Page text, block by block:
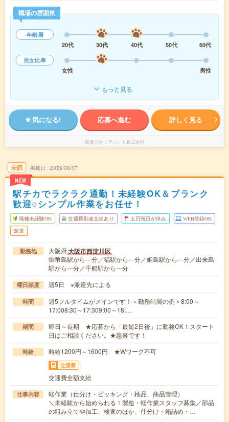
職場の雰囲気
年齢層
20代
30代 40代 50代
60代
男女比率
女性
男性
もっと見る
気になる! 応募へ進む 詳しく見る
派遣会社 アソート株式会社
未読
NEW
掲載日 2026/08/07
駅チカでラクラク通勤！未経験OK＆ブランク
歓迎○シンプル作業をお任せ！
職種未経験OK 交通費別途支給あり 土日祝日が休み WEB登録OK
派遣
勤務地 大阪府大阪市西淀川区
御幣島駅から---分／福駅から---分／姫島駅から---分／出来島
駅から---分／千船駅から---分
曜日頻度 週5日 ※派遣先による
時間
週5フルタイムがメインです！＜勤務時間の例＞8:00～
17:008:30～17:309:00～18:…
期間
即日～長期 ★応募から「最短2日後」に勤務OK！スタート
日はご相談ください。★急募です！
時給 時給1200円～1600円 ★Wワーク不可
交通費
交通費全額支給
仕事内容
軽作業（仕分け・ピッキング・検品、商品管理）
＼未経験から始められる！製造・軽作業スタッフ募集／部品
の組み立てや加工、検査のほか、仕分け・箱詰め・…